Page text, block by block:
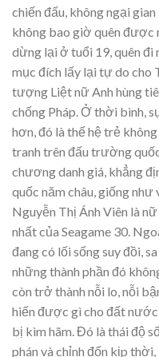
chiến đấu, không ngại
không bao giờ quên được
dừng lại ở tuổi 19, quên
mục đích lấy lại tự do cho
tượng Liệt nữ Anh hùng
chống Pháp. Ở thời bình,
hơn, đó là thế hệ trẻ
tranh trên đấu trường
chương danh giá, khẳng
quốc năm châu, giống
Nguyễn Thị Ánh Viên là
nhất của Seagame 30.
đang có lối sống suy đồi,
những thành phần đó
còn trở thành nỗi lo, nỗi
hiến được gì cho đất
bị kìm hãm. Đó là thái độ
phán và chỉnh đốn kịp